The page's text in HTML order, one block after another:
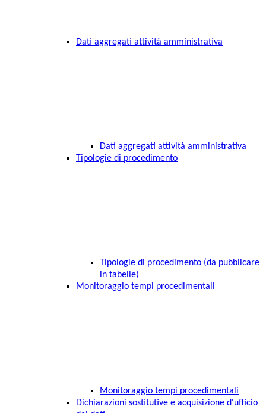
Dati aggregati attività amministrativa
Dati aggregati attività amministrativa
Tipologie di procedimento
Tipologie di procedimento (da pubblicare
in tabelle)
Monitoraggio tempi procedimentali
Monitoraggio tempi procedimentali
Dichiarazioni sostitutive e acquisizione d'ufficio